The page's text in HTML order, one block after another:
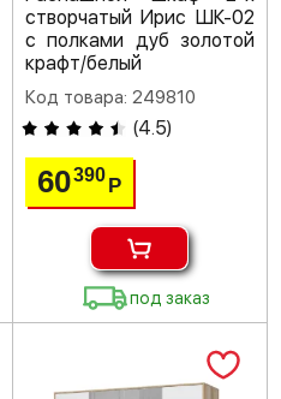
створчатый Ирис ШК-02
с полками дуб золотой
крафт/белый
Код товара: 249810
(4.5)
60390 Р
под заказ